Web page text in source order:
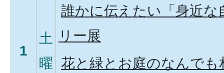
1
土
曜
誰かに伝えたい「身近
リー展
花と緑とお庭のなんでも